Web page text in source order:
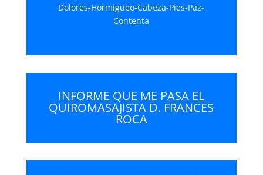
Dolores-Hormigueo-Cabeza-Pies-Paz-
Contenta
INFORME QUE ME PASA EL
QUIROMASAJISTA D. FRANCES
ROCA